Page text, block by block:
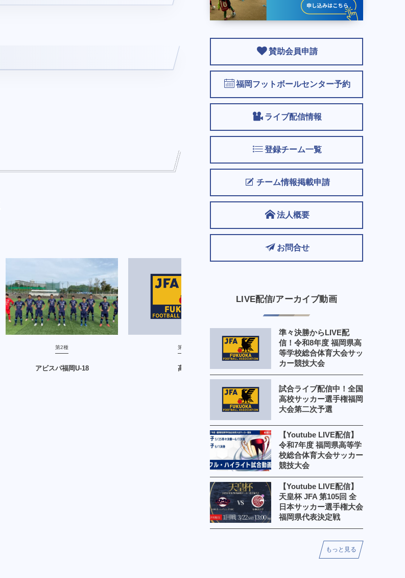
第2種
アビスパ福岡U-18
第2種
高稜
第2種
筑紫台
賛助会員申請
福岡フットボールセンター予約
ライブ配信情報
登録チーム一覧
チーム情報掲載申請
法人概要
お問合せ
LIVE配信/アーカイブ動画
準々決勝からLIVE配
信！令和8年度 福岡県高
等学校総合体育大会サッ
カー競技大会
試合ライブ配信中！全国
高校サッカー選手権福岡
大会第二次予選
【Youtube LIVE配信】
令和7年度 福岡県高等学
校総合体育大会サッカー
競技大会
【Youtube LIVE配信】
天皇杯 JFA 第105回 全
日本サッカー選手権大会
福岡県代表決定戦
もっと見る